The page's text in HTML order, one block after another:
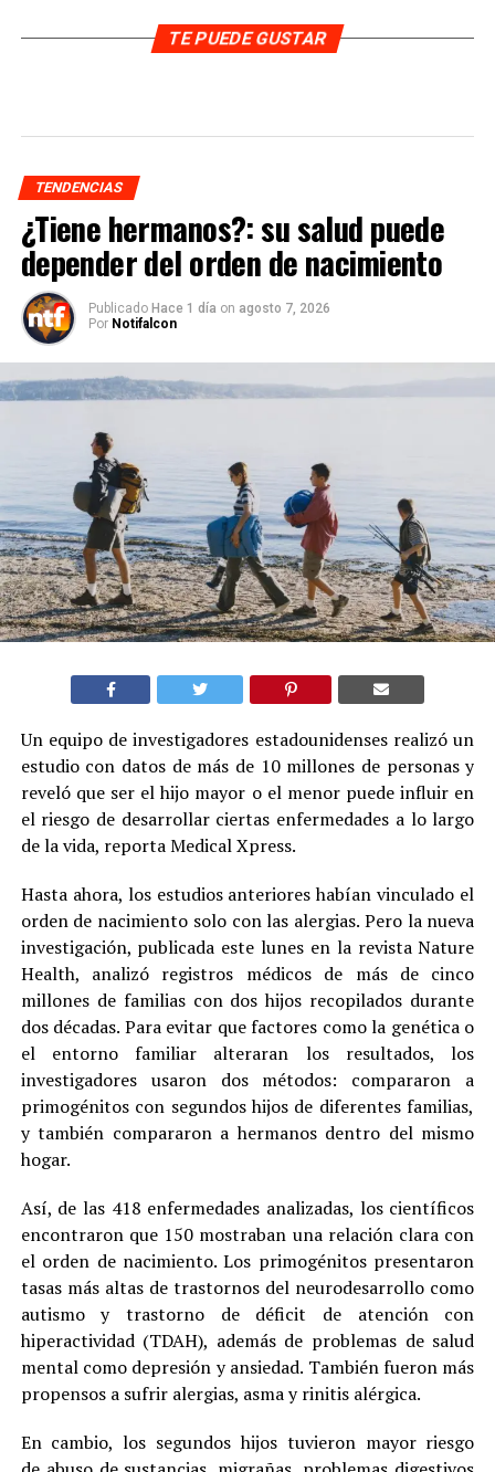
TE PUEDE GUSTAR
TENDENCIAS
¿Tiene hermanos?: su salud puede
depender del orden de nacimiento
Publicado Hace 1 día on agosto 7, 2026
Por Notifalcon
Un equipo de investigadores estadounidenses realizó un
estudio con datos de más de 10 millones de personas y
reveló que ser el hijo mayor o el menor puede influir en
el riesgo de desarrollar ciertas enfermedades a lo largo
de la vida, reporta Medical Xpress.
Hasta ahora, los estudios anteriores habían vinculado el
orden de nacimiento solo con las alergias. Pero la nueva
investigación, publicada este lunes en la revista Nature
Health, analizó registros médicos de más de cinco
millones de familias con dos hijos recopilados durante
dos décadas. Para evitar que factores como la genética o
el entorno familiar alteraran los resultados, los
investigadores usaron dos métodos: compararon a
primogénitos con segundos hijos de diferentes familias,
y también compararon a hermanos dentro del mismo
hogar.
Así, de las 418 enfermedades analizadas, los científicos
encontraron que 150 mostraban una relación clara con
el orden de nacimiento. Los primogénitos presentaron
tasas más altas de trastornos del neurodesarrollo como
autismo y trastorno de déficit de atención con
hiperactividad (TDAH), además de problemas de salud
mental como depresión y ansiedad. También fueron más
propensos a sufrir alergias, asma y rinitis alérgica.
En cambio, los segundos hijos tuvieron mayor riesgo